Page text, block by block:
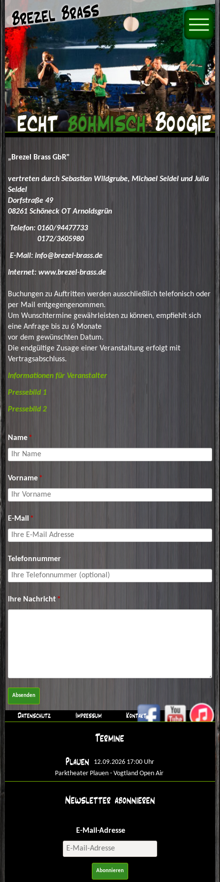
„Brezel Brass GbR"
vertreten durch Sebastian Wildgrube, Michael Seidel und Julia
Seidel
Dorfstraße 49
08261 Schöneck OT Arnoldsgrün
Telefon: 0160/94477733
0172/3605980
E-Mail: info@brezel-brass.de
Internet: www.brezel-brass.de
Buchungen zu Auftritten werden ausschließlich telefonisch oder
per Mail entgegengenommen.
Um Wunschtermine gewährleisten zu können, empfiehlt sich
eine Anfrage bis zu 6 Monate
vor dem gewünschten Datum.
Die endgültige Zusage einer Veranstaltung erfolgt mit
Vertragsabschluss.
Informationen für Veranstalter
Pressebild 1
Pressebild 2
Name*
Vorname*
E-Mail *
Telefonnummer
Ihre Nachricht *
Absenden
12.09.2026 17:00 Uhr
Parktheater Plauen - Vogtland Open Air
E-Mail-Adresse
Abonnieren